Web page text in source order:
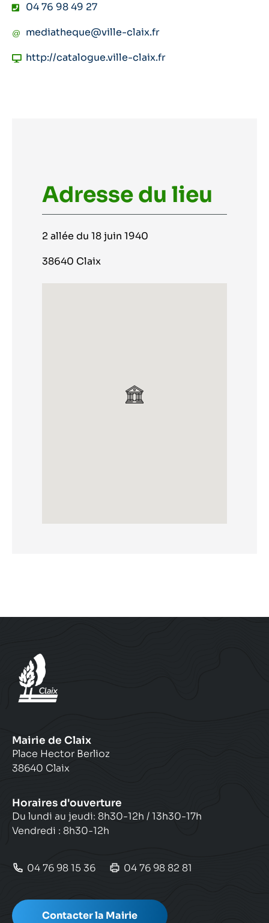
04 76 98 49 27
mediatheque@ville-claix.fr
http://catalogue.ville-claix.fr
Adresse du lieu
2 allée du 18 juin 1940
38640 Claix
Mairie de Claix
Place Hector Berlioz
38640 Claix
Horaires d'ouverture
Du lundi au jeudi: 8h30-12h / 13h30-17h
Vendredi : 8h30-12h
04 76 98 15 36 04 76 98 82 81
Contacter la Mairie